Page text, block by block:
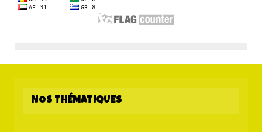
NOS THÉMATIQUES